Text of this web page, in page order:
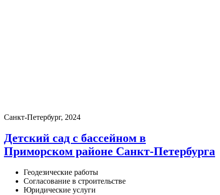
Санкт-Петербург, 2024
Детский сад с бассейном в
Приморском районе Санкт-Петербурга
Геодезические работы
Согласование в строительстве
Юридические услуги